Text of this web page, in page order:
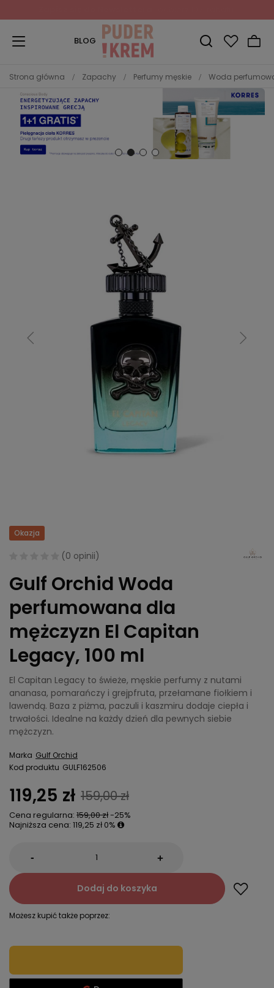
BLOG
Strona główna Zapachy Perfumy męskie Woda
Okazja
(0 opinii)
Gulf Orchid Woda
perfumowana dla
mężczyzn El Capitan
Legacy, 100 ml
El Capitan Legacy to świeże, męskie perfumy z nutami
ananasa, pomarańczy i grejpfruta, przełamane fiołkiem i
lawendą. Baza z piżma, paczuli i kaszmiru dodaje ciepła i
trwałości. Idealne na każdy dzień dla pewnych siebie
mężczyzn.
Marka Gulf Orchid
Kod produktu GULF162506
119,25 zł 159,00 zł
Cena regularna: 159,00 zł-25%
Najniższa cena: 119,25 zł 0%
- +
Dodaj do koszyka
Możesz kupić także poprzez: